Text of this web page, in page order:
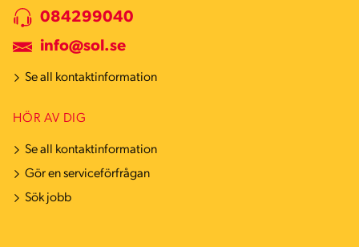
084299040
info@sol.se
Se all kontaktinformation
HÖR AV DIG
Se all kontaktinformation
Gör en serviceförfrågan
Sök jobb